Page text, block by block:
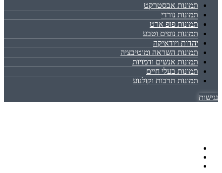
תמונות אבסטרקט
תמונות נורדי
תמונות פופ ארט
תמונות נופים וטבע
יהדות ויודאיקה
תמונות השראה ומוטיבציה
תמונות אנשים ודמויות
תמונות בעלי חיים
תמונות תרבות וקולנוע
נגישות